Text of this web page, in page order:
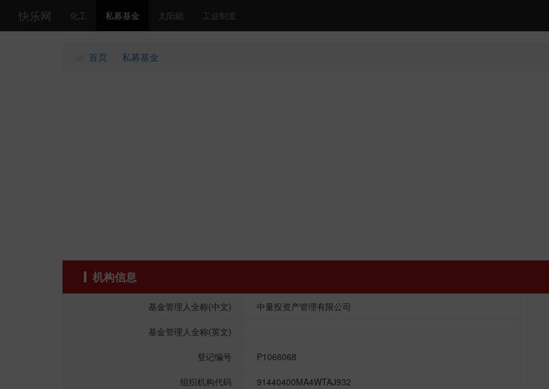
快乐网 化工 私募基金 太阳能 工业制造
首页 私募基金
机构信息
基金管理人全称(中文) 中量投资产管理有限公司
基金管理人全称(英文)
登记编号 P1066068
组织机构代码 91440400MA4WTAJ932